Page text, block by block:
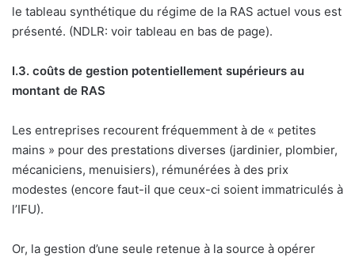
le tableau synthétique du régime de la RAS actuel vous est
présenté. (NDLR: voir tableau en bas de page).
I.3. coûts de gestion potentiellement supérieurs au
montant de RAS
Les entreprises recourent fréquemment à de « petites
mains » pour des prestations diverses (jardinier, plombier,
mécaniciens, menuisiers), rémunérées à des prix
modestes (encore faut-il que ceux-ci soient immatriculés à
l’IFU).
Or, la gestion d’une seule retenue à la source à opérer